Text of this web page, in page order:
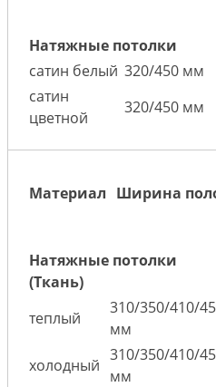
Натяжные потолки
сатин белый 320/450 мм
сатин
цветной
320/450 мм
Материал Ширина
Натяжные потолки
(Ткань)
теплый
310/350/410/
мм
холодный
310/350/410/
мм